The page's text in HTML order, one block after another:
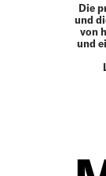
Die
und
von
und